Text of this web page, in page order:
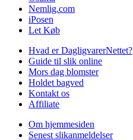
Nemlig.com
iPosen
Let Køb
Hvad er DagligvarerNettet?
Guide til slik online
Mors dag blomster
Holdet bagved
Kontakt os
Affiliate
Om hjemmesiden
Senest slikanmeldelser